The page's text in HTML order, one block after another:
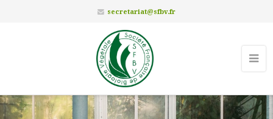
secretariat@sfbv.fr